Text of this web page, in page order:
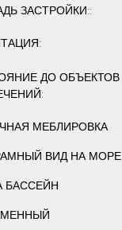
ЗАСТРОЙКИ::
ДО ОБЪЕКТОВ
МЕБЛИРОВКА
ВИД НА МОРЕ
БАССЕЙН